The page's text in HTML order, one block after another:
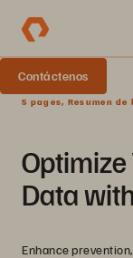
Contáctenos
5 pages, Resumen de
Data
Enhance